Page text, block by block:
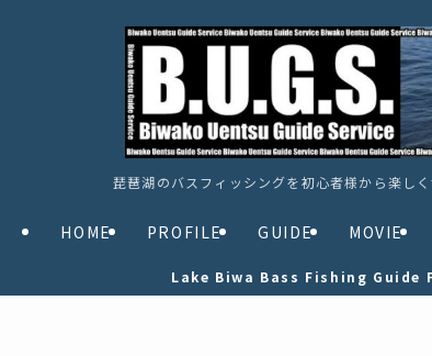
琵琶湖のバスフィッシングを初心者様から楽し
HOME PROFILE GUIDE MOVIE
Lake Biwa Bass Fishing Guide